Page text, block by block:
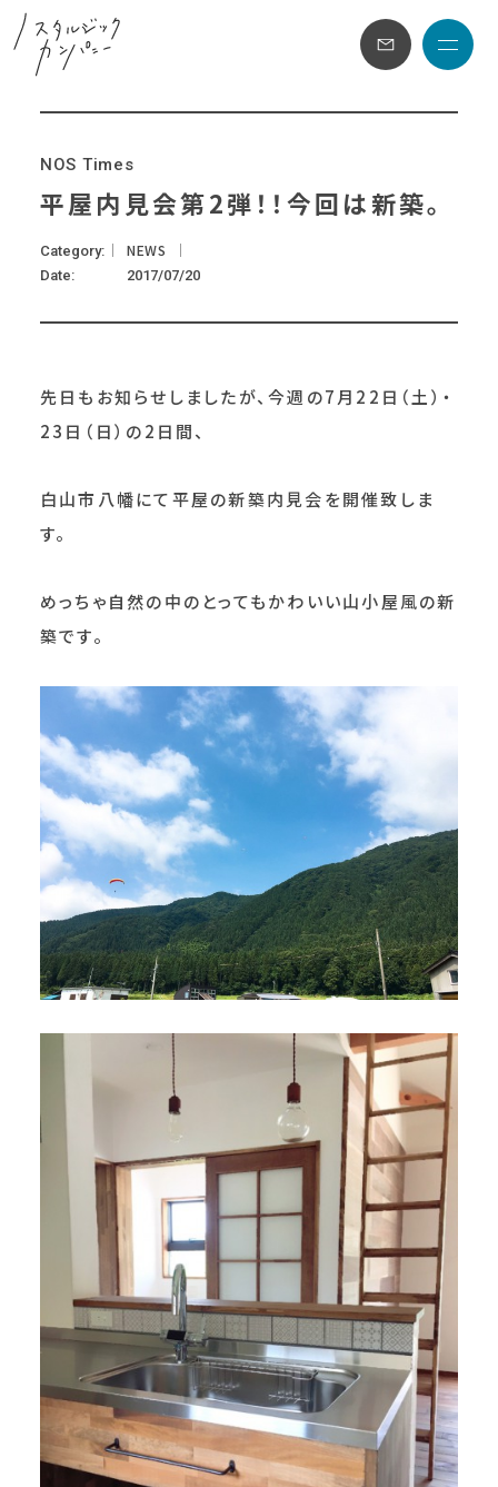
メニ
NOS Times
平屋内見会第2弾！！今回は新築。
Category NEWS
Date 2017/07/20
先日もお知らせしましたが、今週の7月22日（土）・
23日（日）の2日間、
白山市八幡にて平屋の新築内見会を開催致しま
す。
めっちゃ自然の中のとってもかわいい山小屋風の新
築です。